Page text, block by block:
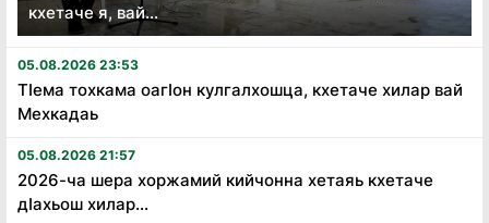
кхетаче я, вай...
05.08.2026 23:53
Тӏема тохкама оагӏон кулгалхошца, кхетаче хилар вай
Мехкадаь
05.08.2026 21:57
2026-ча шера хоржамий кийчонна хетаяь кхетаче
дӏахьош хилар...